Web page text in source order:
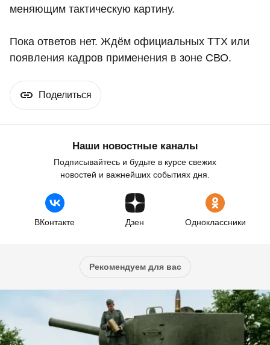
меняющим тактическую картину.
Пока ответов нет. Ждём официальных ТТХ или
появления кадров применения в зоне СВО.
Поделиться
Наши новостные каналы
Подписывайтесь и будьте в курсе свежих
новостей и важнейших событиях дня.
ВКонтакте Дзен Одноклассники
Рекомендуем для вас